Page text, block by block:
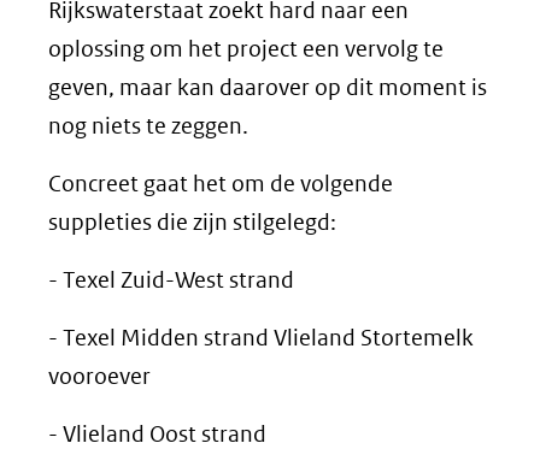
Rijkswaterstaat zoekt hard naar een
oplossing om het project een vervolg te
geven, maar kan daarover op dit moment is
nog niets te zeggen.
Concreet gaat het om de volgende
suppleties die zijn stilgelegd:
- Texel Zuid-West strand
- Texel Midden strand Vlieland Stortemelk
vooroever
- Vlieland Oost strand